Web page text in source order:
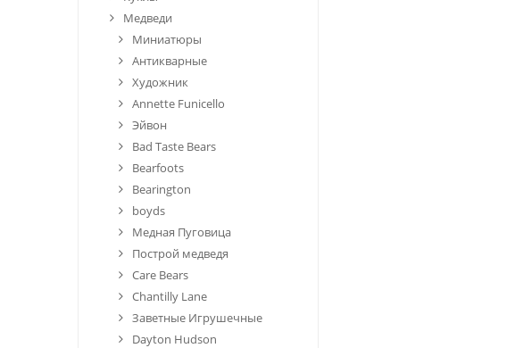
Медведи
Миниатюры
Антикварные
Художник
Annette Funicello
Эйвон
Bad Taste Bears
Bearfoots
Bearington
boyds
Медная Пуговица
Построй медведя
Care Bears
Chantilly Lane
Заветные Игрушечные
Dayton Hudson